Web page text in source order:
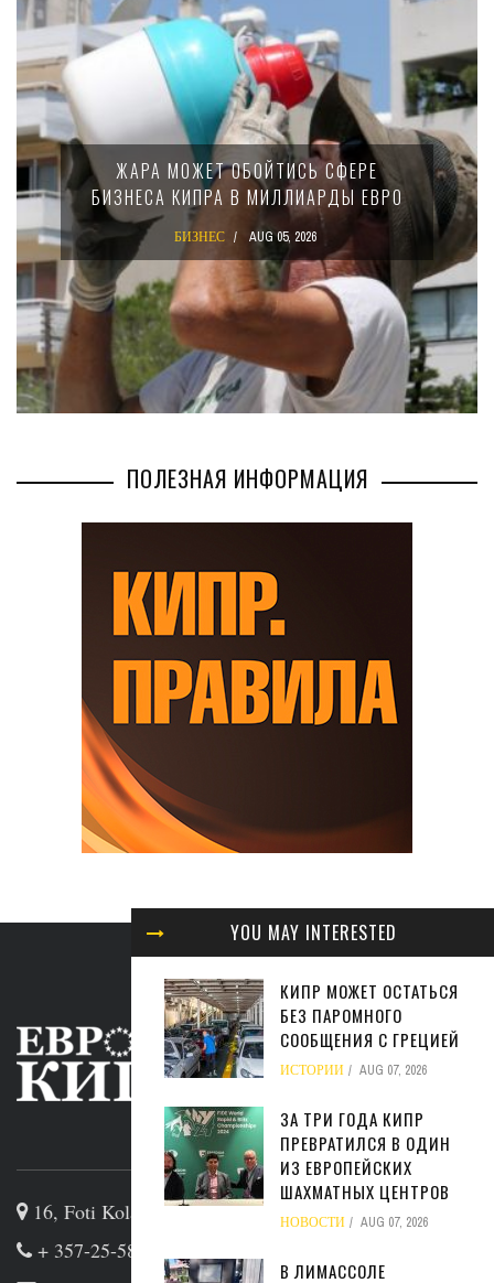
YOU MAY INTERESTED
КИПР МОЖЕТ ОСТАТЬСЯ
БЕЗ ПАРОМНОГО
СООБЩЕНИЯ С ГРЕЦИЕЙ
ИСТОРИИ AUG 07, 2026
ЗА ТРИ ГОДА КИПР
ПРЕВРАТИЛСЯ В ОДИН
ИЗ ЕВРОПЕЙСКИХ
ШАХМАТНЫХ ЦЕНТРОВ
НОВОСТИ AUG 07, 2026
В ЛИМАССОЛЕ
СФЕРЕ
ЕВРО
05, 2026
МИНФИН КИПРА
15-ПРОЦЕНТНОМ
КРУПНЫХ
КОМПАНИЙ
БИЗНЕС AUG 02,
ПОЛЕЗНАЯ ИНФОРМАЦИЯ
ABOUT US
16, Foti Kolakidi str, 3031, Limassol, Cyprus
+ 357-25-581133